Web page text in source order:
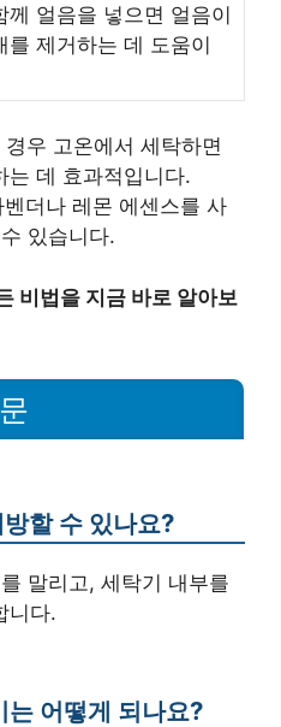
께 얼음을 넣으면 얼음이
를 제거하는 데 도움이
우 고온에서 세탁하면
는 데 효과적입니다.
벤더나 레몬 에센스를 사
있습니다.
비법을 지금 바로 알아보
할 수 있나요?
말리고, 세탁기 내부를
니다.
어떻게 되나요?